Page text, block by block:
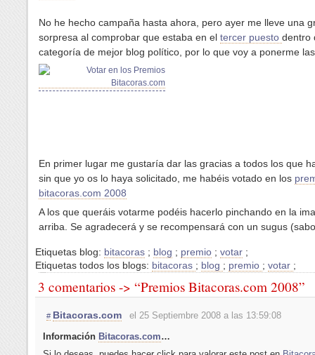
No he hecho campaña hasta ahora, pero ayer me lleve una
sorpresa al comprobar que estaba en el tercer puesto dentro
categoría de mejor blog político, por lo que voy a ponerme
En primer lugar me gustaría dar las gracias a todos los que
sin que yo os lo haya solicitado, me habéis votado en los
bitacoras.com 2008
A los que queráis votarme podéis hacerlo pinchando en la
arriba. Se agradecerá y se recompensará con un sugus
Etiquetas blog: bitacoras ; blog ; premio ; votar ;
Etiquetas todos los blogs: bitacoras ; blog ; premio ; votar ;
3 comentarios -> “Premios Bitacoras.com 2008”
# Bitacoras.com
el 25 Septiembre 2008 a las 13:59:08
Información Bitacoras.com…